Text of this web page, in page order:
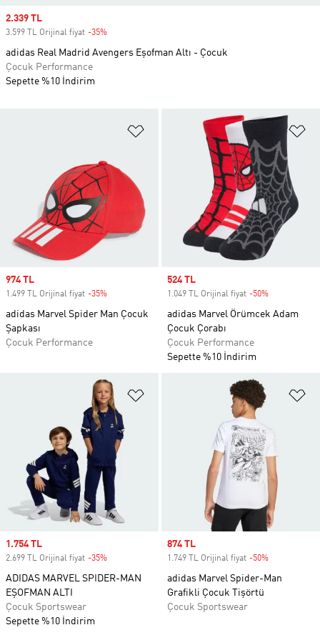
Favori Listesine Ekle
Sale price
974 TL
1.499 TL Orijinal fiyat -35%
adidas Marvel Spider Man Çocuk
Şapkası
Çocuk Performance
Sale price
524 TL
1.049 TL Orijinal fiyat -50%
adidas Marvel Örümcek Adam
Çocuk Çorabı
Çocuk Performance
Sepette %10 İndirim
Favori Listesine Ekle
Sale price
1.754 TL
2.699 TL Orijinal fiyat -35%
ADIDAS MARVEL SPIDER-MAN
EŞOFMAN ALTI
Çocuk Sportswear
Sepette %10 İndirim
Sale price
874 TL
1.749 TL Orijinal fiyat -50%
adidas Marvel Spider-Man
Grafikli Çocuk Tişörtü
Çocuk Sportswear
Sale price
2.339 TL
3.599 TL Orijinal fiyat -35%
adidas Real Madrid Avengers Eşofman Altı - Çocuk
Çocuk Performance
Sepette %10 İndirim